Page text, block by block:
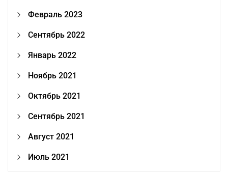
Февраль 2023
Сентябрь 2022
Январь 2022
Ноябрь 2021
Октябрь 2021
Сентябрь 2021
Август 2021
Июль 2021